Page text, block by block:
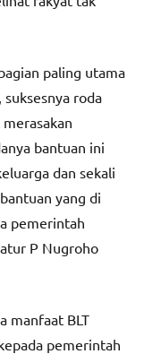
paling utama
roda
bantuan ini
dan sekali
yang di
pemerintah
P Nugroho
manfaat BLT
pemerintah